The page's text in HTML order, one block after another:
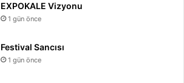
EXPOKALE Vizyonu
1 gün önce
Festival Sancısı
1 gün önce